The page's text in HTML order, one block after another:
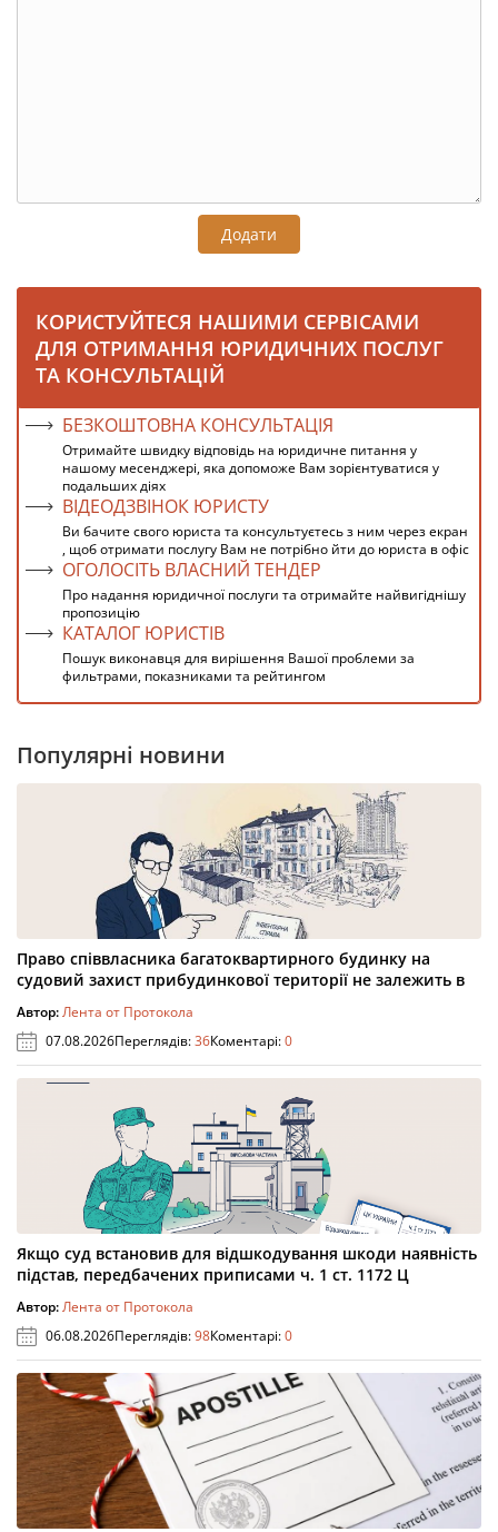
Додати
КОРИСТУЙТЕСЯ НАШИМИ СЕРВІСАМИ
ДЛЯ ОТРИМАННЯ ЮРИДИЧНИХ ПОСЛУГ
ТА КОНСУЛЬТАЦІЙ
БЕЗКОШТОВНА КОНСУЛЬТАЦІЯ
Отримайте швидку відповідь на юридичне питання у
нашому месенджері, яка допоможе Вам зорієнтуватися у
подальших діях
ВІДЕОДЗВІНОК ЮРИСТУ
Ви бачите свого юриста та консультуєтесь з ним через екран
, щоб отримати послугу Вам не потрібно йти до юриста в офіс
ОГОЛОСІТЬ ВЛАСНИЙ ТЕНДЕР
Про надання юридичної послуги та отримайте найвигіднішу
пропозицію
КАТАЛОГ ЮРИСТІВ
Пошук виконавця для вирішення Вашої проблеми за
фильтрами, показниками та рейтингом
Популярні новини
Право співвласника багатоквартирного будинку на
судовий захист прибудинкової території не залежить в
Автор:Лента от Протокола
07.08.2026Переглядів:36Коментарі:0
Якщо суд встановив для відшкодування шкоди наявність
підстав, передбачених приписами ч. 1 ст. 1172 Ц
Автор:Лента от Протокола
06.08.2026Переглядів:98Коментарі:0